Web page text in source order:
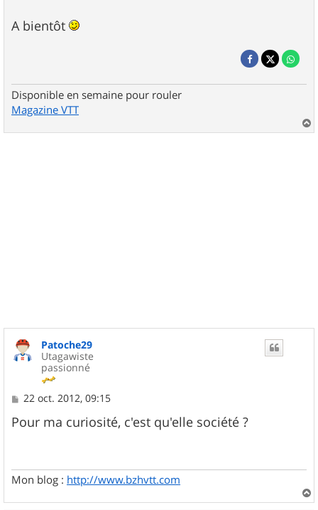
A bientôt
Disponible en semaine pour rouler
Magazine VTT
a
Patoche29
Utagawiste
passionné
M
s
s
22 oct. 2012, 09:15
Pour ma curiosité, c'est qu'elle société ?
Mon blog : http://www.bzhvtt.com
a